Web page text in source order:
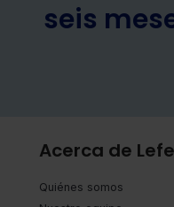
seis
Acerca de
Quiénes somos